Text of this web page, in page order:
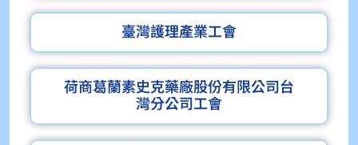
臺灣護理產業工會
荷商葛蘭素史克藥廠股份有限公司台
灣分公司工會